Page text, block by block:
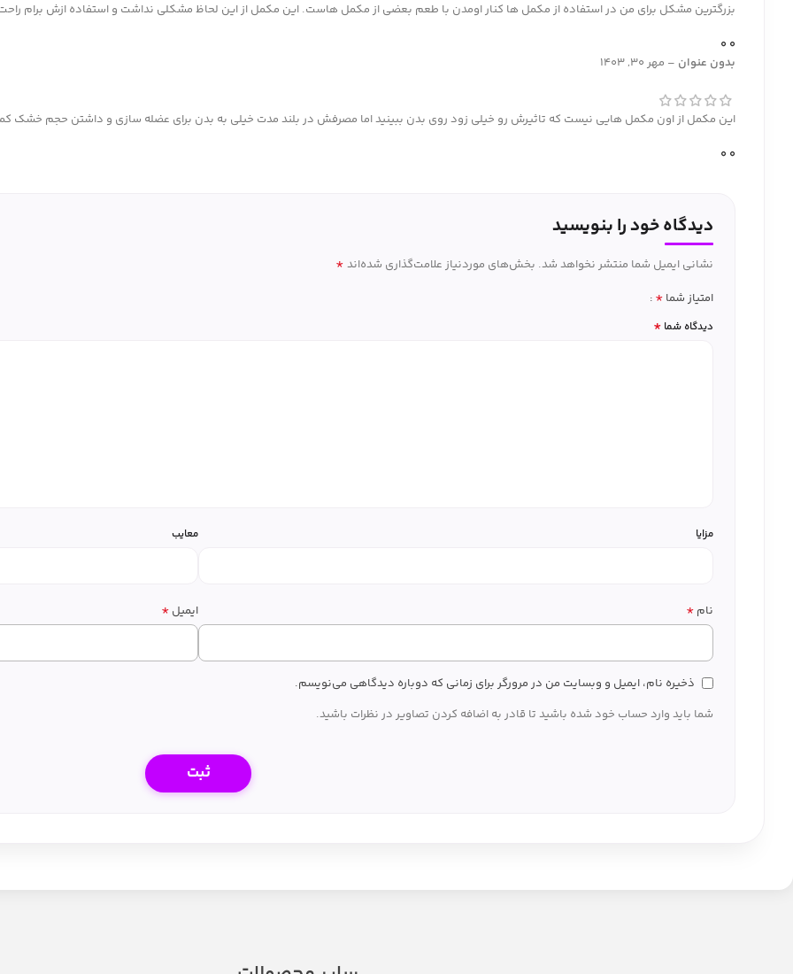
بزرگترین مشکل برای من در استفاده از مکمل ها کنار اومدن با طعم بعضی از مکمل هاست. این مکمل از این لحاظ مشکلی نداشت و استفاده ازش برام
0
0
بدون عنوان – مهر 30, 1403
این مکمل از اون مکمل هایی نیست که تاثیرش رو خیلی زود روی بدن ببینید اما مصرفش در بلند مدت خیلی به بدن برای عضله سازی و داشتن حجم خشک
0
0
دیدگاه خود را بنویسید
نشانی ایمیل شما منتشر نخواهد شد. بخش‌های موردنیاز علامت‌گذاری شده‌اند *
امتیاز شما *
دیدگاه شما *
مزایا معایب
نام * ایمیل *
ذخیره نام، ایمیل و وبسایت من در مرورگر برای زمانی که دوباره دیدگاهی می‌نویسم.
شما باید وارد حساب خود شده باشید تا قادر به اضافه کردن تصاویر در نظرات باشید.